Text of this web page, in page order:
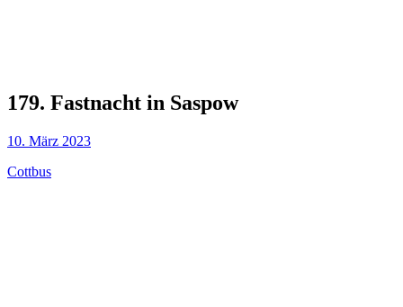
179. Fastnacht in Saspow
10. März 2023
Cottbus